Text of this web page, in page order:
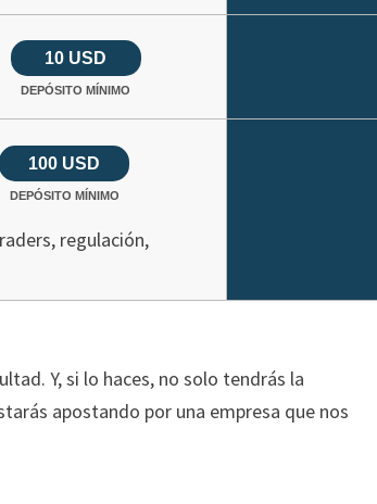
10 USD
DEPÓSITO MÍNIMO
100 USD
DEPÓSITO MÍNIMO
regulación,
Y, si lo haces, no solo tendrás la
apostando por una empresa que nos